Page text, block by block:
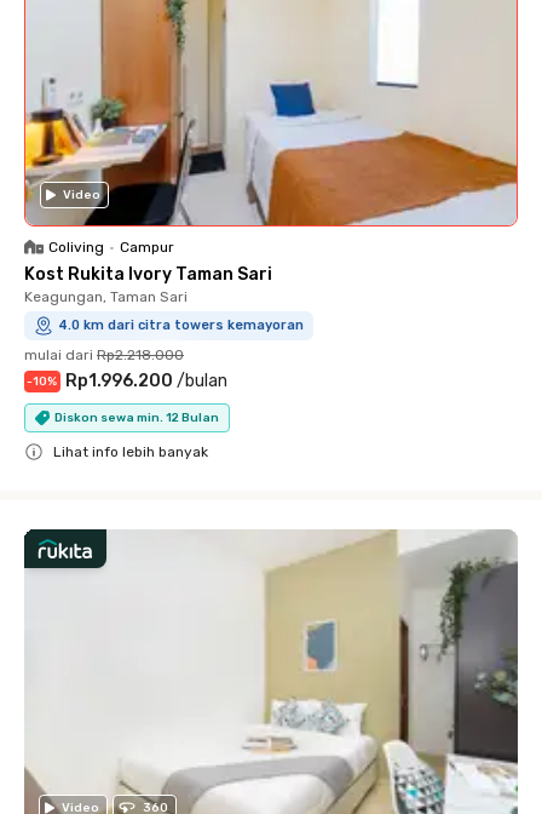
Video
Coliving • Campur
Kost Rukita Ivory Taman Sari
Keagungan, Taman Sari
4.0 km dari citra towers kemayoran
mulai dari Rp2.218.000
-10% Rp1.996.200 /bulan
Diskon sewa min. 12 Bulan
Lihat info lebih banyak
Video 360